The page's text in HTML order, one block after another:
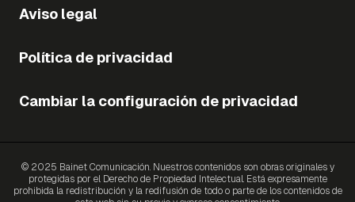
Aviso legal
Política de privacidad
Cambiar la configuración de privacidad
© 2025 Bainet Comunicación. Nuestros contenidos son obras originales y
protegidas por el Derecho de Propiedad Intelectual. Está expresamente
prohibida la redistribución y la redifusión de todo o parte de los contenidos de